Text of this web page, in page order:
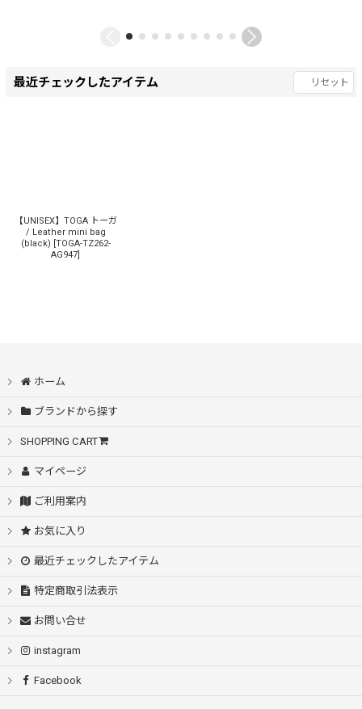
最近チェックしたアイテム リセット
【UNISEX】TOGA トーガ
/ Leather mini bag
(black) [TOGA-TZ262-
AG947]
ホーム
ブランドから探す
SHOPPING CART
マイページ
ご利用案内
お気に入り
最近チェックしたアイテム
特定商取引法表示
お問い合せ
instagram
Facebook